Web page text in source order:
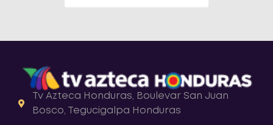
Tv Azteca Honduras, Boulevar San Juan
Bosco, Tegucigalpa Honduras